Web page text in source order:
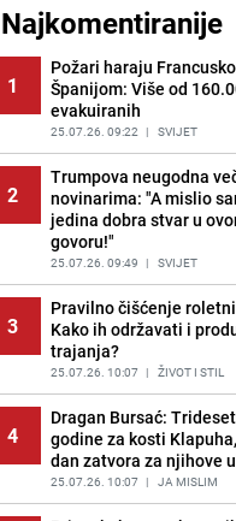
11
oduzeo zastavu s
sankcionisao vozača iz
Novog
PRIJE 2 DANA | BOSNA I
12
Potresna poruka imama
smrti Aldine Ljubunčić:
ne vrijedi ni koliko krilo
PRIJE OKO 11H BOSNA I
Tajna savršenog
ajvara: Stari recept za
bogat okus
PRIJE 2 DANA | RECEPTI
Borba trajala satima:
'grdosiju' od skoro tri
braća izvukla iz mora
PRIJE 2 DANA | SVIJET
Gosti iz Njemačke
apartmanu u Istri,
smijali i pokazivali
Najkomentiranije
1
Požari haraju
Španijom: Više od
evakuiranih
25.07.26. 09:22 | SVIJET
2
Trumpova neugodna
novinarima: "A mislio
jedina dobra stvar u
govoru!"
25.07.26. 09:49 | SVIJET
3
Pravilno čišćenje
Kako ih održavati i
trajanja?
25.07.26. 10:07 | ŽIVOT I STIL
4
Dragan Bursać:
godine za kosti
dan zatvora za njihove
25.07.26. 10:07 | JA MISLIM